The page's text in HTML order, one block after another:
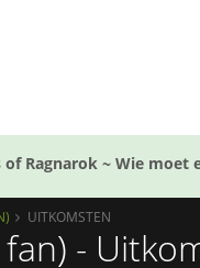
of Ragnarok ~ Wie moet
UITKOMSTEN
-